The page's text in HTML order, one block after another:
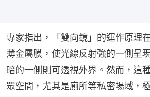
專家指出，「雙向鏡」的運作原理
薄金屬膜，使光線反射強的一側呈
暗的一側則可透視外界。然而，這
眾空間，尤其是廁所等私密場域，